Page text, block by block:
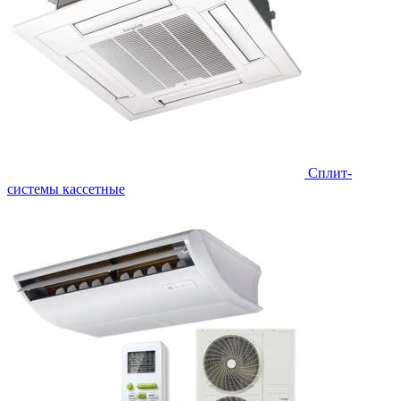
Сплит-
системы кассетные